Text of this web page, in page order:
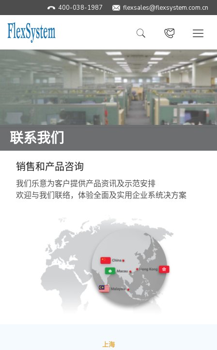
400-038-1987 ​flexsales@flexsystem.com.cn
联系我们
销售和产品咨询
我们乐意为客户提供产品资讯及示范安排
欢迎与我们联络，体验全面及实用企业系统决方案
上海